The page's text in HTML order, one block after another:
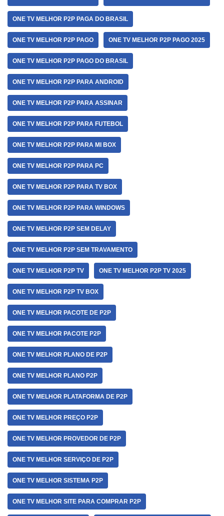
ONE TV MELHOR P2P PAGA DO BRASIL
ONE TV MELHOR P2P PAGO ONE TV MELHOR P2P PAGO 2025
ONE TV MELHOR P2P PAGO DO BRASIL
ONE TV MELHOR P2P PARA ANDROID
ONE TV MELHOR P2P PARA ASSINAR
ONE TV MELHOR P2P PARA FUTEBOL
ONE TV MELHOR P2P PARA MI BOX
ONE TV MELHOR P2P PARA PC
ONE TV MELHOR P2P PARA TV BOX
ONE TV MELHOR P2P PARA WINDOWS
ONE TV MELHOR P2P SEM DELAY
ONE TV MELHOR P2P SEM TRAVAMENTO
ONE TV MELHOR P2P TV ONE TV MELHOR P2P TV 2025
ONE TV MELHOR P2P TV BOX
ONE TV MELHOR PACOTE DE P2P
ONE TV MELHOR PACOTE P2P
ONE TV MELHOR PLANO DE P2P
ONE TV MELHOR PLANO P2P
ONE TV MELHOR PLATAFORMA DE P2P
ONE TV MELHOR PREÇO P2P
ONE TV MELHOR PROVEDOR DE P2P
ONE TV MELHOR SERVIÇO DE P2P
ONE TV MELHOR SISTEMA P2P
ONE TV MELHOR SITE PARA COMPRAR P2P